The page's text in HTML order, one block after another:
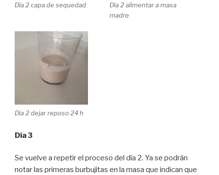
Día 2 capa de sequedad
Día 2 alimentar a masa
madre
Día 2 dejar reposo 24 h
Día 3
Se vuelve a repetir el proceso del día 2. Ya se podrán
notar las primeras burbujitas en la masa que indican que